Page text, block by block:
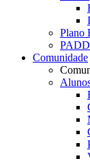
Plano
Comunidade